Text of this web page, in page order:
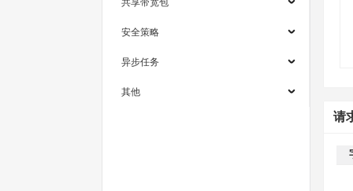
安全策略
异步任务
其他
请